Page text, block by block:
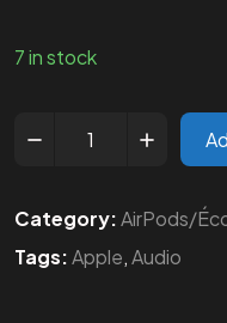
7 in stock
Category:AirPods/
Tags:Apple,Audio